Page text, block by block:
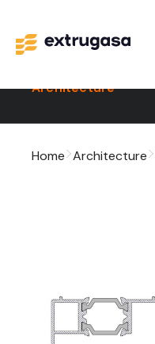
Architecture
Home Architecture